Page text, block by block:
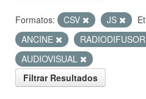
Formatos: CSV JS
ANCINE
AUDIOVISUAL
Filtrar Resultados